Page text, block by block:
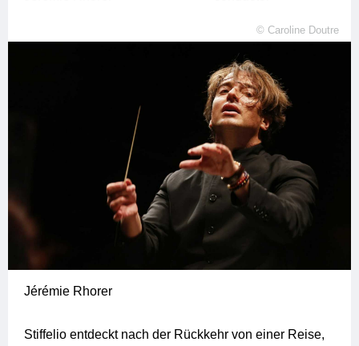
© Caroline Doutre
Jérémie Rhorer
Stiffelio entdeckt nach der Rückkehr von einer Reise,